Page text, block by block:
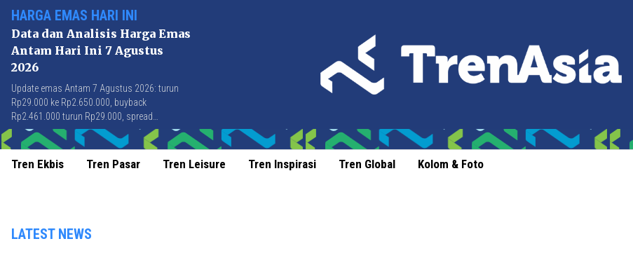
HARGA EMAS HARI INI
Data dan Analisis Harga Emas
Antam Hari Ini 7 Agustus
2026
Update emas Antam 7 Agustus 2026: turun
Rp29.000 ke Rp2.650.000, buyback
Rp2.461.000 turun Rp29.000, spread
Rp189.000 stabil di level terbaik sejak April
2026.
Tren Ekbis Tren Pasar Tren Leisure Tren Inspirasi Tren Global Kolom & Foto
LATEST NEWS